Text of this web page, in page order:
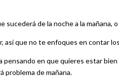
sucederá de la noche a la
así que no te enfoques en contar
pensando en que quieres estar
problema de mañana.